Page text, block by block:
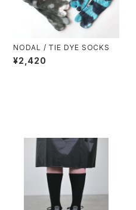
NODAL / TIE DYE SOCKS
¥2,420